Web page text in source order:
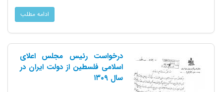
ادامه مطلب
درخواست رئیس مجلس اعلای
اسلامی فلسطین از دولت ایران در
سال ۱۳۰۹